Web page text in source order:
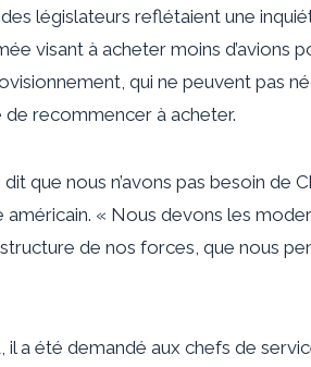
législateurs reflétaient une
visant à acheter moins
qui ne peuvent pas
de recommencer à acheter.
que nous n’avons pas besoin de
américain. « Nous devons les
de nos forces, que nous
il a été demandé aux chefs de